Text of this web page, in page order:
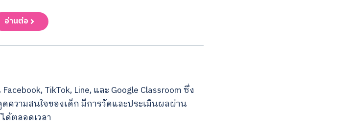
อ่านต่อ
TikTok, Line, และ Google Classroom ซึ่ง
วามสนใจของเด็ก มีการวัดและประเมินผลผ่าน
ด้ตลอดเวลา